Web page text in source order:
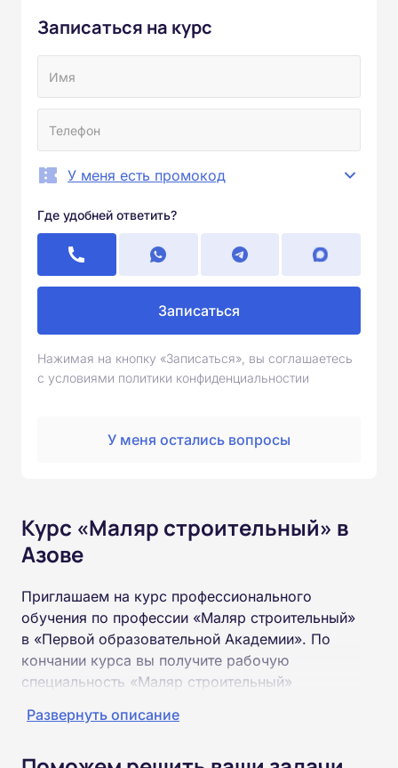
Записаться на курс
У меня есть промокод
Где удобней ответить?
Записаться
Нажимая на кнопку «Записаться», вы соглашаетесь
с условиями политики конфиденциальностии
У меня остались вопросы
Курс «Маляр строительный» в
Азове
Приглашаем на курс профессионального
обучения по профессии «Маляр строительный»
в «Первой образовательной Академии». По
кончании курса вы получите рабочую
специальность «Маляр строительный»
Развернуть описание